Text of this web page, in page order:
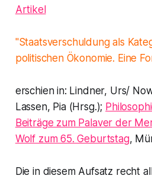
Artikel
"Staatsverschuldung als
politischen Ökonomie. Eine
erschien in: Lindner, Urs/
Lassen, Pia (Hrsg.);
Beiträge zum Palaver der
Wolf zum 65. Geburtstag,
Die in diesem Aufsatz recht